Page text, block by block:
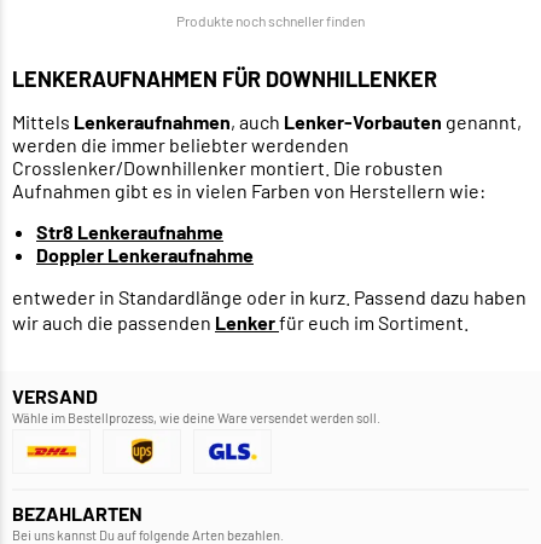
Produkte noch schneller finden
LENKERAUFNAHMEN FÜR DOWNHILLENKER
Mittels Lenkeraufnahmen, auch Lenker-Vorbauten genannt,
werden die immer beliebter werdenden
Crosslenker/Downhillenker montiert. Die robusten
Aufnahmen gibt es in vielen Farben von Herstellern wie:
Str8 Lenkeraufnahme
Doppler Lenkeraufnahme
entweder in Standardlänge oder in kurz. Passend dazu haben
wir auch die passenden Lenkerfür euch im Sortiment.
VERSAND
Wähle im Bestellprozess, wie deine Ware versendet werden soll.
BEZAHLARTEN
Bei uns kannst Du auf folgende Arten bezahlen.